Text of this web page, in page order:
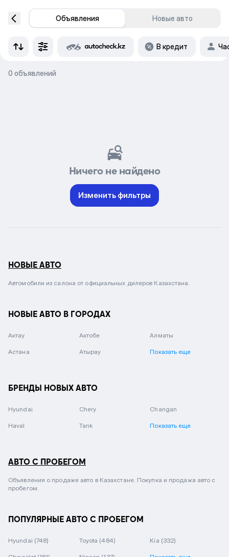
Объявления Новые авто
В кредит
0 объявлений
Ничего не найдено
Изменить фильтры
НОВЫЕ АВТО
Автомобили из салона от официальных дилеров Казахстана.
НОВЫЕ АВТО В ГОРОДАХ
Актау Актобе Алматы
Астана Атырау Показать еще
БРЕНДЫ НОВЫХ АВТО
Hyundai Chery Changan
Haval Tank Показать еще
АВТО С ПРОБЕГОМ
Объявления о продаже авто в Казахстане. Покупка и продажа авто с
пробегом.
ПОПУЛЯРНЫЕ АВТО С ПРОБЕГОМ
Hyundai (748) Toyota (484) Kia (332)